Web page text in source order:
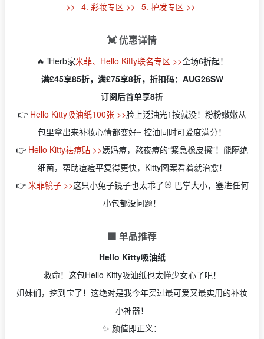
>> 4. 彩妆专区 >> 5. 护发专区 >>
💓 优惠详情
🔥 iHerb家米菲、Hello Kitty联名专区 >>全场6折起！
满£45享85折，满£75享8折，折扣码：AUG26SW
订阅后首单享8折
👉 Hello Kitty吸油纸100张 >>脸上泛油光1按就没！粉粉嫩嫩从
包里拿出来补妆心情都变好~ 控油同时可爱度满分！
👉 Hello Kitty祛痘贴 >>姨妈痘，熬夜痘的“紧急橡皮擦”！能隔绝
细菌，帮助痘痘平复得更快，Kitty图案看着就治愈！
👉 米菲镜子 >>这只小兔子镜子也太乖了🐰 巴掌大小，塞进任何
小包都没问题！
🟩 单品推荐
Hello Kitty吸油纸
救命！这包Hello Kitty吸油纸也太懂少女心了吧！
姐妹们，挖到宝了！这绝对是我今年买过最可爱又最实用的补妆
小神器！
✨ 颜值即正义：